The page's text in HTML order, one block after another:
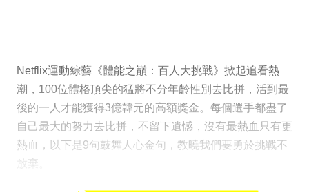
Netflix運動綜藝《體能之巔：百人大挑戰》掀起追看熱
潮，100位體格頂尖的猛將不分年齡性別去比拼，活到最
後的一人才能獲得3億韓元的高額獎金。每個選手都盡了
自己最大的努力去比拼，不留下遺憾，沒有最熱血只有更
熱血，以下是9句鼓舞人心金句，教曉我們要勇於挑戰不
放棄。